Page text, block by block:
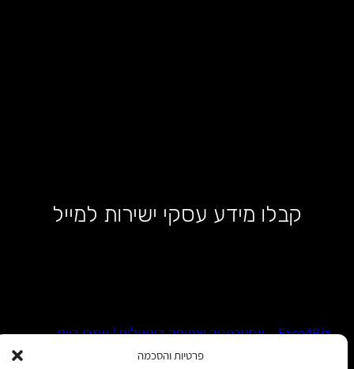
פרטיות והסכמה
קבלו מידע עסקי ישירות למייל
Face4Biz – אסטרטגיה וצמיחה דיגיטלית | עמרי רווח